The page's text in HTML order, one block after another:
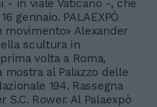
- in viale Vaticano -, che
gennaio. PALAEXPÒ
movimento» Alexander
scultura in
volta a Roma,
mostra al Palazzo delle
194. Rassegna
S.C. Rower. Al Palaexpò